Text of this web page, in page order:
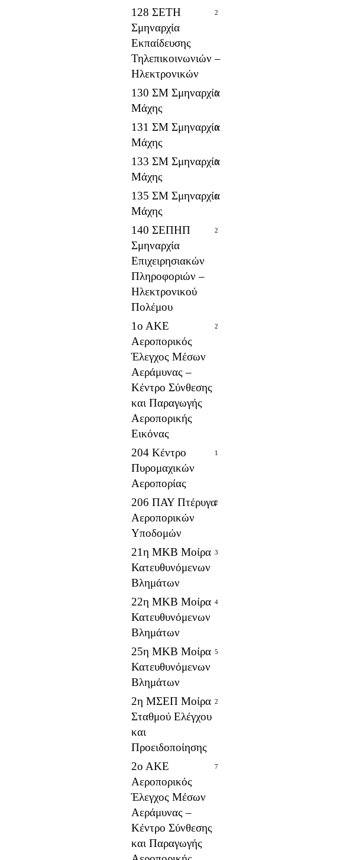
128 ΣΕΤΗ
Σμηναρχία
Εκπαίδευσης
Τηλεπικοινωνιών –
Ηλεκτρονικών
2
130 ΣΜ Σμηναρχία
Μάχης
5
131 ΣΜ Σμηναρχία
Μάχης
0
133 ΣΜ Σμηναρχία
Μάχης
3
135 ΣΜ Σμηναρχία
Μάχης
1
140 ΣΕΠΗΠ
Σμηναρχία
Επιχειρησιακών
Πληροφοριών –
Ηλεκτρονικού
Πολέμου
2
1ο ΑΚΕ
Αεροπορικός
Έλεγχος Μέσων
Αεράμυνας –
Κέντρο Σύνθεσης
και Παραγωγής
Αεροπορικής
Εικόνας
2
204 Κέντρο
Πυρομαχικών
Αεροπορίας
1
206 ΠΑΥ Πτέρυγα
Αεροπορικών
Υποδομών
2
21η ΜΚΒ Μοίρα
Κατευθυνόμενων
Βλημάτων
3
22η ΜΚΒ Μοίρα
Κατευθυνόμενων
Βλημάτων
4
25η ΜΚΒ Μοίρα
Κατευθυνόμενων
Βλημάτων
5
2η ΜΣΕΠ Μοίρα
Σταθμού Ελέγχου
και
Προειδοποίησης
2
2ο ΑΚΕ
Αεροπορικός
Έλεγχος Μέσων
Αεράμυνας –
Κέντρο Σύνθεσης
και Παραγωγής
7